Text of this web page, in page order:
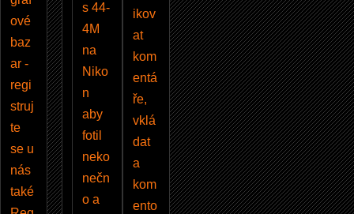
ové
baz
ar -
regi
struj
te
se u
nás
také
s 44-
4M
na
Niko
n
aby
fotil
neko
nečn
o a
ikov
at
kom
entá
ře,
vklá
dat
a
kom
ento